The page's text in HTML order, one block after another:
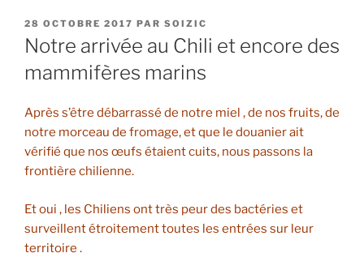
PUBLIÉ
LE
28 OCTOBRE 2017 PAR SOIZIC
Notre arrivée au Chili et encore des
mammifères marins
Après s’être débarrassé de notre miel , de nos fruits, de
notre morceau de fromage, et que le douanier ait
vérifié que nos œufs étaient cuits, nous passons la
frontière chilienne.
Et oui , les Chiliens ont très peur des bactéries et
surveillent étroitement toutes les entrées sur leur
territoire .